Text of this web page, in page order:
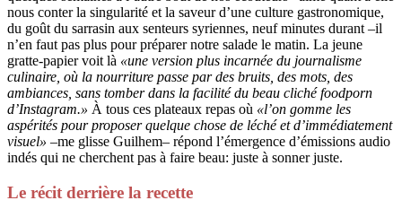
nous conter la singularité et la saveur d’une culture gastronomique,
du goût du sarrasin aux senteurs syriennes, neuf minutes durant –il
n’en faut pas plus pour préparer notre salade le matin. La jeune
gratte-papier voit là «une version plus incarnée du journalisme
culinaire, où la nourriture passe par des bruits, des mots, des
ambiances, sans tomber dans la facilité du beau cliché foodporn
d’Instagram.» À tous ces plateaux repas où «l’on gomme les
aspérités pour proposer quelque chose de léché et d’immédiatement
visuel» –me glisse Guilhem– répond l’émergence d’émissions audio
indés qui ne cherchent pas à faire beau: juste à sonner juste.
Le récit derrière la recette